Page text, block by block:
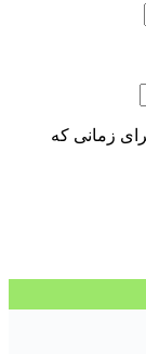
زمانی که